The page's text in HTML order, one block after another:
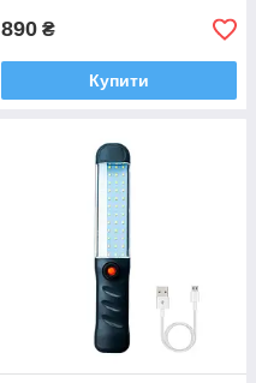
890 ₴
Купити